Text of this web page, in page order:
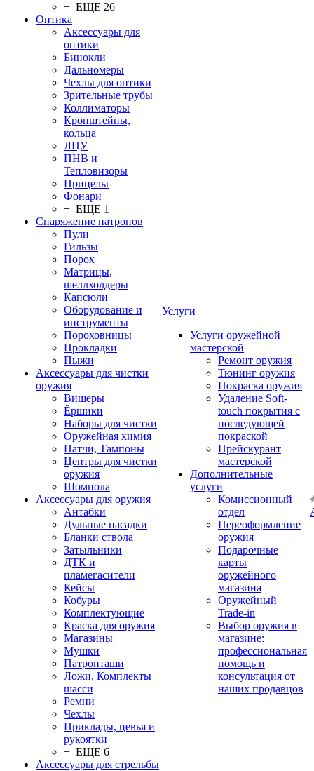
+ ЕЩЕ 26
Оптика
Аксессуары для
оптики
Бинокли
Дальномеры
Чехлы для оптики
Зрительные трубы
Коллиматоры
Кронштейны,
кольца
ЛЦУ
ПНВ и
Тепловизоры
Прицелы
Фонари
+ ЕЩЕ 1
Снаряжение патронов
Пули
Гильзы
Порох
Матрицы,
шеллхолдеры
Капсюли
Оборудование и
инструменты
Пороховницы
Прокладки
Пыжи
Аксессуары для чистки
оружия
Вишеры
Ёршики
Наборы для чистки
Оружейная химия
Патчи, Тампоны
Центры для чистки
оружия
Шомпола
Аксессуары для оружия
Антабки
Дульные насадки
Бланки ствола
Затыльники
ДТК и
пламегасители
Кейсы
Кобуры
Комплектующие
Краска для оружия
Магазины
Мушки
Патронташи
Ложи, Комплекты
шасси
Ремни
Чехлы
Приклады, цевья и
рукоятки
+ ЕЩЕ 6
Аксессуары для стрельбы
Услуги
Услуги оружейной
мастерской
Ремонт оружия
Тюнинг оружия
Покраска оружия
Удаление Soft-
touch покрытия с
последующей
покраской
Прейскурант
мастерской
Дополнительные
услуги
Комиссионный
отдел
Переоформление
оружия
Подарочные
карты
оружейного
магазина
Оружейный
Trade-in
Выбор оружия в
магазине:
профессиональная
помощь и
консультация от
наших продавцов